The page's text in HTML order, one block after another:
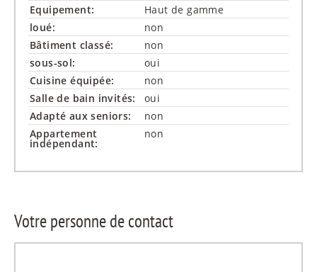
Equipement:
Haut de gamme
loué:
non
Bâtiment classé:
non
sous-sol:
oui
Cuisine équipée:
non
Salle de bain invités:
oui
Adapté aux seniors:
non
Appartement
indépendant:
non
Votre personne de contact